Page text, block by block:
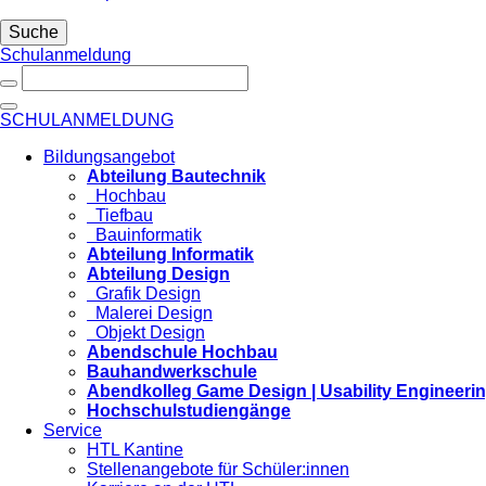
Suche
Schulanmeldung
SCHULANMELDUNG
Bildungsangebot
Abteilung Bautechnik
Hochbau
Tiefbau
Bauinformatik
Abteilung Informatik
Abteilung Design
Grafik Design
Malerei Design
Objekt Design
Abendschule Hochbau
Bauhandwerkschule
Abendkolleg Game Design | Usability
Hochschulstudiengänge
Service
HTL Kantine
Stellenangebote für Schüler:innen